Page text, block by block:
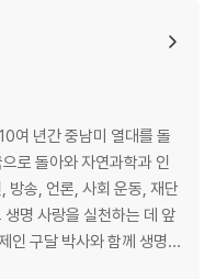
여 년간 중남미 열대를 돌
로 돌아와 자연과학과 인
방송, 언론, 사회 운동, 재단
명 사랑을 실천하는 데 앞
인 구달 박사와 함께 생명다
장을 맡고 있다. 서울대학